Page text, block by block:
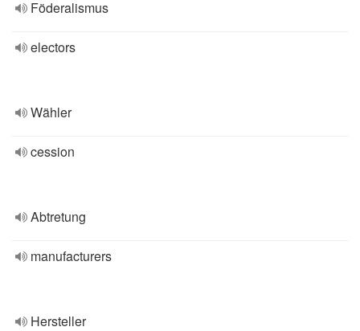
Föderalismus
electors
Wähler
cession
Abtretung
manufacturers
Hersteller